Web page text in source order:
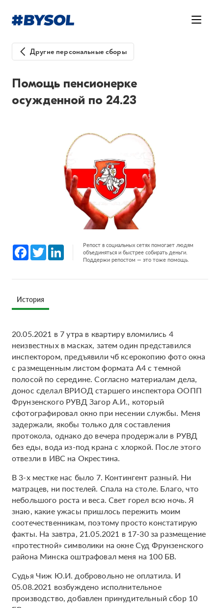
Другие персональные сборы
Помощь пенсионерке
осужденной по 24.23
Facebook
Twitter LinkedInРепост в социальных сетях помогает людям
объединяться и быстрее собирать деньги.
Поддержи репостом — это тоже помощь.
История
20.05.2021 в 7 утра в квартиру вломились 4
неизвестных в масках, затем один представился
инспектором, предъявили чб ксерокопию фото окна
с размещенным листом формата А4 с темной
полосой по середине. Согласно материалам дела,
донос сделал ВРИОД старшего инспектора ООПП
Фрунзенского РУВД Загор А.И., который
сфотографировал окно при несении службы. Меня
задержали, якобы только для составления
протокола, однако до вечера продержали в РУВД
без еды, вода из-под крана с хлоркой. После этого
отвезли в ИВС на Окрестина.
В 3-х местке нас было 7. Контингент разный. Ни
матрацев, ни постелей. Спала на столе. Благо, что
небольшого роста и веса. Свет горел всю ночь. Я
знаю, какие ужасы пришлось пережить моим
соотечественникам, поэтому просто констатирую
факты. На завтра, 21.05.2021 в 17-30 за размещение
«протестной» символики на окне Суд Фрунзенского
района Минска оштрафовал меня на 100 БВ.
Судья Чиж Ю.И. добровольно не оплатила. И
05.08.2021 возбуждено исполнительное
производство, добавлен принудительный сбор 10